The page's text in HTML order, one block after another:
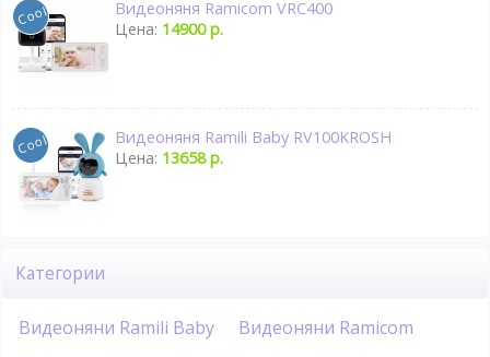
Видеоняня Ramicom VRC400
Цена: 14900 р.
Видеоняня Ramili Baby RV100KROSH
Цена: 13658 р.
Категории
Видеоняни Ramili Baby
Видеоняни Ramicom